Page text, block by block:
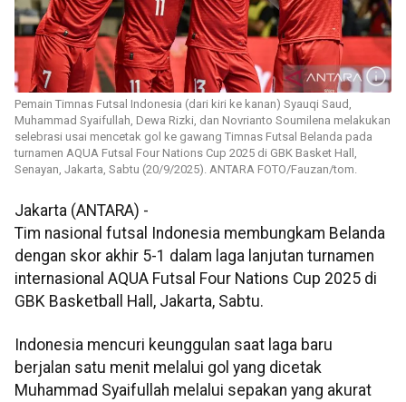
Pemain Timnas Futsal Indonesia (dari kiri ke kanan) Syauqi Saud,
Muhammad Syaifullah, Dewa Rizki, dan Novrianto Soumilena melakukan
selebrasi usai mencetak gol ke gawang Timnas Futsal Belanda pada
turnamen AQUA Futsal Four Nations Cup 2025 di GBK Basket Hall,
Senayan, Jakarta, Sabtu (20/9/2025). ANTARA FOTO/Fauzan/tom.
Jakarta (ANTARA) -
Tim nasional futsal Indonesia membungkam Belanda
dengan skor akhir 5-1 dalam laga lanjutan turnamen
internasional AQUA Futsal Four Nations Cup 2025 di
GBK Basketball Hall, Jakarta, Sabtu.
Indonesia mencuri keunggulan saat laga baru
berjalan satu menit melalui gol yang dicetak
Muhammad Syaifullah melalui sepakan yang akurat